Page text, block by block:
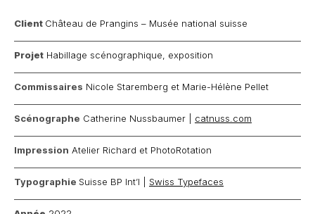
Client Château de Prangins – Musée national suisse
ProjetHabillage scénographique, exposition
Commissaires Nicole Staremberg et Marie-Hélène Pellet
Scénographe Catherine Nussbaumer | catnuss.com
Impression Atelier Richard et PhotoRotation
Typographie Suisse BP Int’l | Swiss Typefaces